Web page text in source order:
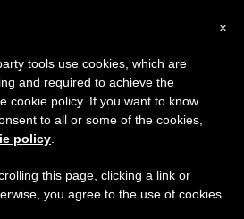
×
de agosto haremos la pausa
que en el periodo de verano
y también el
x
tools use cookies, which are
and required to achieve the
cookie policy. If you want to know
to all or some of the cookies,
policy
this page, clicking a link or
you agree to the use of cookies.